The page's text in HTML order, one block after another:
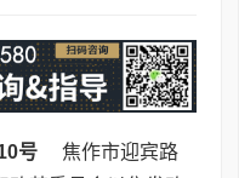
号 焦作市迎宾路